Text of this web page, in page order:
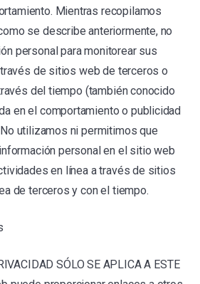
Mientras recopilamos
se describe anteriormente, no
personal para monitorear sus
de sitios web de terceros o
del tiempo (también conocido
en el comportamiento o publicidad
utilizamos ni permitimos que
personal en el sitio web
en línea a través de sitios
de terceros y con el tiempo.
SÓLO SE APLICA A ESTE